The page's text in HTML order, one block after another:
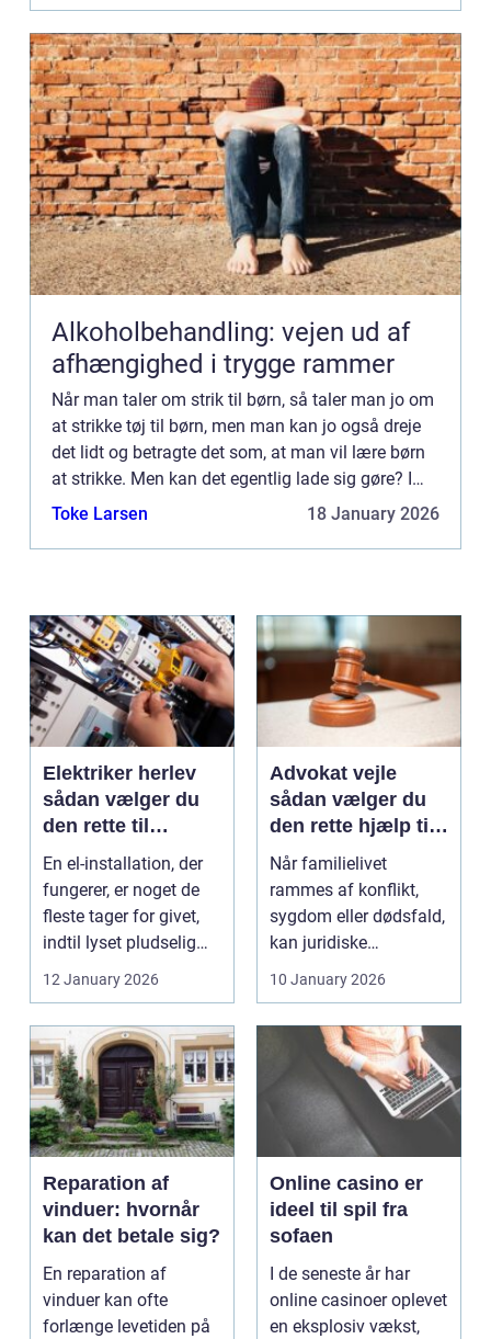
Alkoholbehandling: vejen ud af
afhængighed i trygge rammer
Når man taler om strik til børn, så taler man jo om
at strikke tøj til børn, men man kan jo også dreje
det lidt og betragte det som, at man vil lære børn
at strikke. Men kan det egentlig lade sig gøre? I
gamle dage var man meget afhængig af, at man
Toke Larsen 18 January 2026
Elektriker herlev
sådan vælger du
den rette til
opgaven
En el-installation, der
fungerer, er noget de
fleste tager for givet,
indtil lyset pludselig
går, el...
12 January 2026
Advokat vejle
sådan vælger du
den rette hjælp til
familien
Når familielivet
rammes af konflikt,
sygdom eller dødsfald,
kan juridiske
spørgsmål hurtigt
10 January 2026
Reparation af
vinduer: hvornår
kan det betale sig?
En reparation af
vinduer kan ofte
forlænge levetiden på
Online casino er
ideel til spil fra
sofaen
I de seneste år har
online casinoer oplevet
en eksplosiv vækst,